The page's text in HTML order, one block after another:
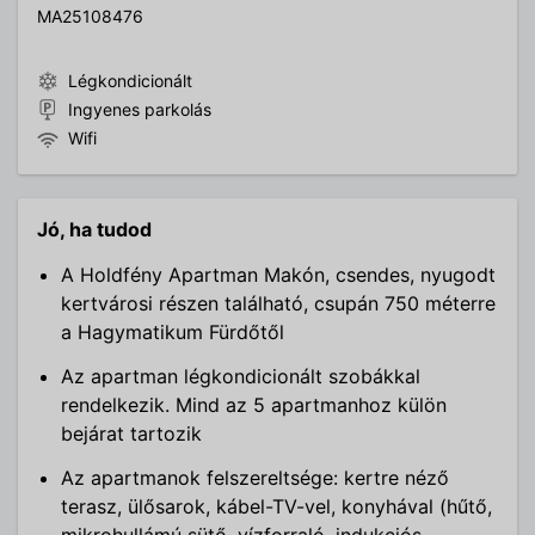
MA25108476
Légkondicionált
Ingyenes parkolás
Wifi
Jó, ha tudod
A Holdfény Apartman Makón, csendes, nyugodt
kertvárosi részen található, csupán 750 méterre
a Hagymatikum Fürdőtől
Az apartman légkondicionált szobákkal
rendelkezik. Mind az 5 apartmanhoz külön
bejárat tartozik
Az apartmanok felszereltsége: kertre néző
terasz, ülősarok, kábel-TV-vel, konyhával (hűtő,